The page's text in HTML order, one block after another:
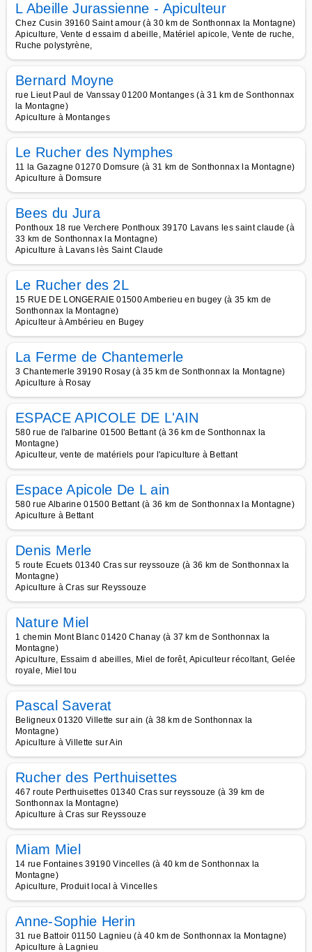
L Abeille Jurassienne - Apiculteur
Chez Cusin 39160 Saint amour (à 30 km de Sonthonnax la Montagne)
Apiculture, Vente d essaim d abeille, Matériel apicole, Vente de ruche,
Ruche polystyrène,
Bernard Moyne
rue Lieut Paul de Vanssay 01200 Montanges (à 31 km de Sonthonnax
la Montagne)
Apiculture à Montanges
Le Rucher des Nymphes
11 la Gazagne 01270 Domsure (à 31 km de Sonthonnax la Montagne)
Apiculture à Domsure
Bees du Jura
Ponthoux 18 rue Verchere Ponthoux 39170 Lavans les saint claude (à
33 km de Sonthonnax la Montagne)
Apiculture à Lavans lès Saint Claude
Le Rucher des 2L
15 RUE DE LONGERAIE 01500 Amberieu en bugey (à 35 km de
Sonthonnax la Montagne)
Apiculteur à Ambérieu en Bugey
La Ferme de Chantemerle
3 Chantemerle 39190 Rosay (à 35 km de Sonthonnax la Montagne)
Apiculture à Rosay
ESPACE APICOLE DE L'AIN
580 rue de l'albarine 01500 Bettant (à 36 km de Sonthonnax la
Montagne)
Apiculteur, vente de matériels pour l'apiculture à Bettant
Espace Apicole De L ain
580 rue Albarine 01500 Bettant (à 36 km de Sonthonnax la Montagne)
Apiculture à Bettant
Denis Merle
5 route Ecuets 01340 Cras sur reyssouze (à 36 km de Sonthonnax la
Montagne)
Apiculture à Cras sur Reyssouze
Nature Miel
1 chemin Mont Blanc 01420 Chanay (à 37 km de Sonthonnax la
Montagne)
Apiculture, Essaim d abeilles, Miel de forêt, Apiculteur récoltant, Gelée
royale, Miel tou
Pascal Saverat
Beligneux 01320 Villette sur ain (à 38 km de Sonthonnax la
Montagne)
Apiculture à Villette sur Ain
Rucher des Perthuisettes
467 route Perthuisettes 01340 Cras sur reyssouze (à 39 km de
Sonthonnax la Montagne)
Apiculture à Cras sur Reyssouze
Miam Miel
14 rue Fontaines 39190 Vincelles (à 40 km de Sonthonnax la
Montagne)
Apiculture, Produit local à Vincelles
Anne-Sophie Herin
31 rue Battoir 01150 Lagnieu (à 40 km de Sonthonnax la Montagne)
Apiculture à Lagnieu